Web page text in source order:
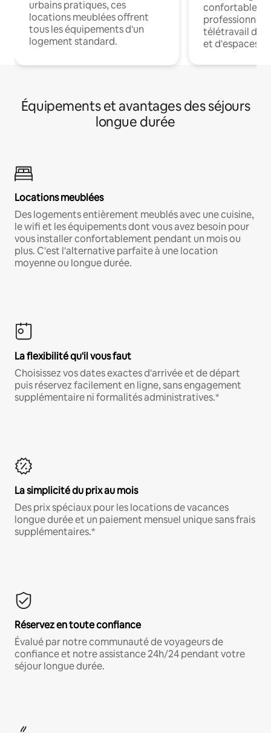
urbains pratiques, ces
locations meublées offrent
tous les équipements d'un
logement standard.
confortables
professionnels
télétravail
et d'espaces
Équipements et avantages des séjours
longue durée
Locations meublées
Des logements entièrement meublés avec une cuisine,
le wifi et les équipements dont vous avez besoin pour
vous installer confortablement pendant un mois ou
plus. C'est l'alternative parfaite à une location
moyenne ou longue durée.
La flexibilité qu'il vous faut
Choisissez vos dates exactes d'arrivée et de départ
puis réservez facilement en ligne, sans engagement
supplémentaire ni formalités administratives.*
La simplicité du prix au mois
Des prix spéciaux pour les locations de vacances
longue durée et un paiement mensuel unique sans frais
supplémentaires.*
Réservez en toute confiance
Évalué par notre communauté de voyageurs de
confiance et notre assistance 24h/24 pendant votre
séjour longue durée.